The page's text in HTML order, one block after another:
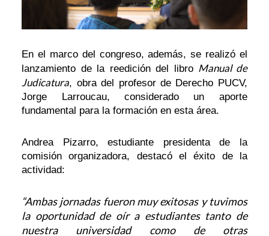
En el marco del congreso, además, se realizó el
lanzamiento de la reedición del libro Manual de
Judicatura, obra del profesor de Derecho PUCV,
Jorge Larroucau, considerado un aporte
fundamental para la formación en esta área.
Andrea Pizarro, estudiante presidenta de la
comisión organizadora, destacó el éxito de la
actividad:
“Ambas jornadas fueron muy exitosas y tuvimos
la oportunidad de oír a estudiantes tanto de
nuestra universidad como de otras